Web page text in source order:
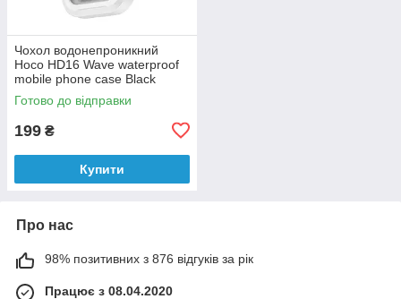
Чохол водонепроникний
Hoco HD16 Wave waterproof
mobile phone case Black
Готово до відправки
199 ₴
Купити
Про нас
98% позитивних з 876 відгуків за рік
Працює з 08.04.2020